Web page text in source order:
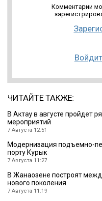
Комментарии
ЧИТАЙТЕ ТАКЖЕ:
В Актау в августе пройдет
мероприятий
7 Августа 12:51
Модернизация подъемно-
порту Курык
7 Августа 11:27
В Жанаозене построят
нового поколения
7 Августа 11:19